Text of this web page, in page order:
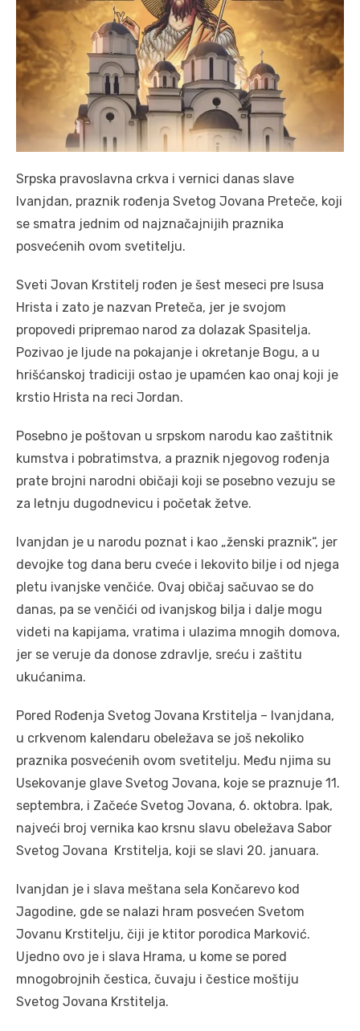
Srpska pravoslavna crkva i vernici danas slave
Ivanjdan, praznik rođenja Svetog Jovana Preteče, koji
se smatra jednim od najznačajnijih praznika
posvećenih ovom svetitelju.
Sveti Jovan Krstitelj rođen je šest meseci pre Isusa
Hrista i zato je nazvan Preteča, jer je svojom
propovedi pripremao narod za dolazak Spasitelja.
Pozivao je ljude na pokajanje i okretanje Bogu, a u
hrišćanskoj tradiciji ostao je upamćen kao onaj koji je
krstio Hrista na reci Jordan.
Posebno je poštovan u srpskom narodu kao zaštitnik
kumstva i pobratimstva, a praznik njegovog rođenja
prate brojni narodni običaji koji se posebno vezuju se
za letnju dugodnevicu i početak žetve.
Ivanjdan je u narodu poznat i kao „ženski praznik“, jer
devojke tog dana beru cveće i lekovito bilje i od njega
pletu ivanjske venčiće. Ovaj običaj sačuvao se do
danas, pa se venčići od ivanjskog bilja i dalje mogu
videti na kapijama, vratima i ulazima mnogih domova,
jer se veruje da donose zdravlje, sreću i zaštitu
ukućanima.
Pored Rođenja Svetog Jovana Krstitelja – Ivanjdana,
u crkvenom kalendaru obeležava se još nekoliko
praznika posvećenih ovom svetitelju. Među njima su
Usekovanje glave Svetog Jovana, koje se praznuje 11.
septembra, i Začeće Svetog Jovana, 6. oktobra. Ipak,
najveći broj vernika kao krsnu slavu obeležava Sabor
Svetog Jovana Krstitelja, koji se slavi 20. januara.
Ivanjdan je i slava meštana sela Končarevo kod
Jagodine, gde se nalazi hram posvećen Svetom
Jovanu Krstitelju, čiji je ktitor porodica Marković.
Ujedno ovo je i slava Hrama, u kome se pored
mnogobrojnih čestica, čuvaju i čestice moštiju
Svetog Jovana Krstitelja.